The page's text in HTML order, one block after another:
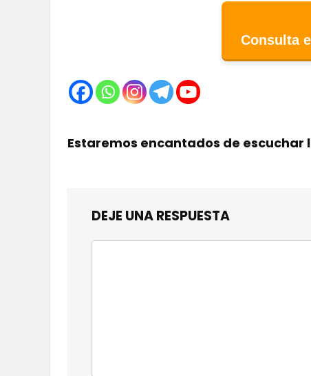
Consulta
Estaremos encantados de escuchar
DEJE UNA RESPUESTA